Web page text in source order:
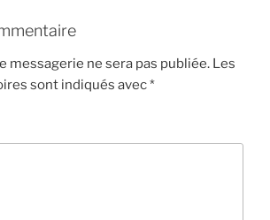
messagerie ne sera pas publiée. Les
sont indiqués avec*